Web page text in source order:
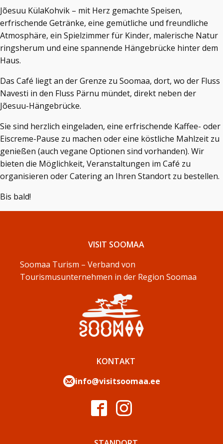
Jõesuu KülaKohvik – mit Herz gemachte Speisen,
erfrischende Getränke, eine gemütliche und freundliche
Atmosphäre, ein Spielzimmer für Kinder, malerische Natur
ringsherum und eine spannende Hängebrücke hinter dem
Haus.
Das Café liegt an der Grenze zu Soomaa, dort, wo der Fluss
Navesti in den Fluss Pärnu mündet, direkt neben der
Jõesuu-Hängebrücke.
Sie sind herzlich eingeladen, eine erfrischende Kaffee- oder
Eiscreme-Pause zu machen oder eine köstliche Mahlzeit zu
genießen (auch vegane Optionen sind vorhanden). Wir
bieten die Möglichkeit, Veranstaltungen im Café zu
organisieren oder Catering an Ihren Standort zu bestellen.
Bis bald!
VISIT SOOMAA
Soomaa Turism – Verband von
Tourismusunternehmen in der Region Soomaa
KONTAKT
info@visitsoomaa.ee